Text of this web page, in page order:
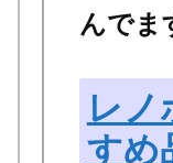
んでま
レ
すめ